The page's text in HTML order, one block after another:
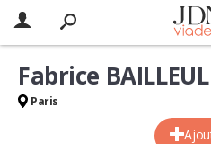
Fabrice BAILLEUL
Paris